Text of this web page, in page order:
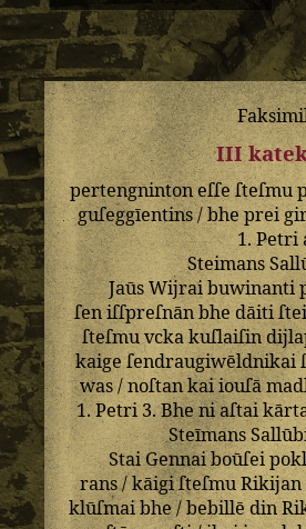
III
pertengnintoneſſeſteſmu
guſeggīentins/bheprei
1.Petri
Steimans
JaūsWijraibuwinanti
ſen iſſpreſnānbhedāiti
ſteſmu vcka kuſlaiſin
kaige ſendraugiwēldnikai
was/noſtankaiiouſā
1.Petri3.Bheniaſtai
Steīmans
StaiGennaiboūſei
rans/kāigiſteſmuRikijan
klūſmaibhe/bebillēdin